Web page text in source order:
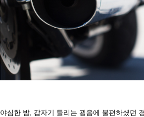
야심한 밤 갑자기 들리는 굉음에 불편하셨던